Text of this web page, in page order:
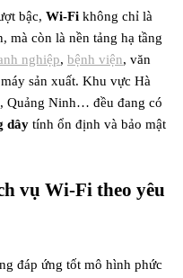
bậc, Wi-Fi không chỉ là
mà còn là nền tảng hạ tầng
nghiệp, bệnh viện, văn
sản xuất. Khu vực Hà
Quảng Ninh… đều đang có
dây tính ổn định và bảo mật
vụ Wi-Fi theo yêu
đáp ứng tốt mô hình phức